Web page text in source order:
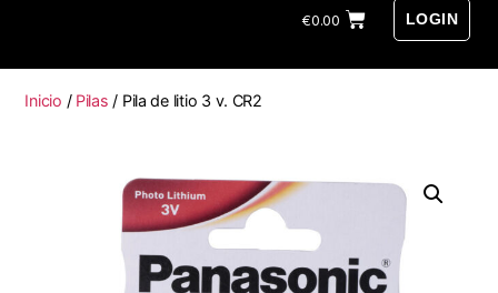
€0.00 LOGIN
Inicio / Pilas / Pila de litio 3 v. CR2